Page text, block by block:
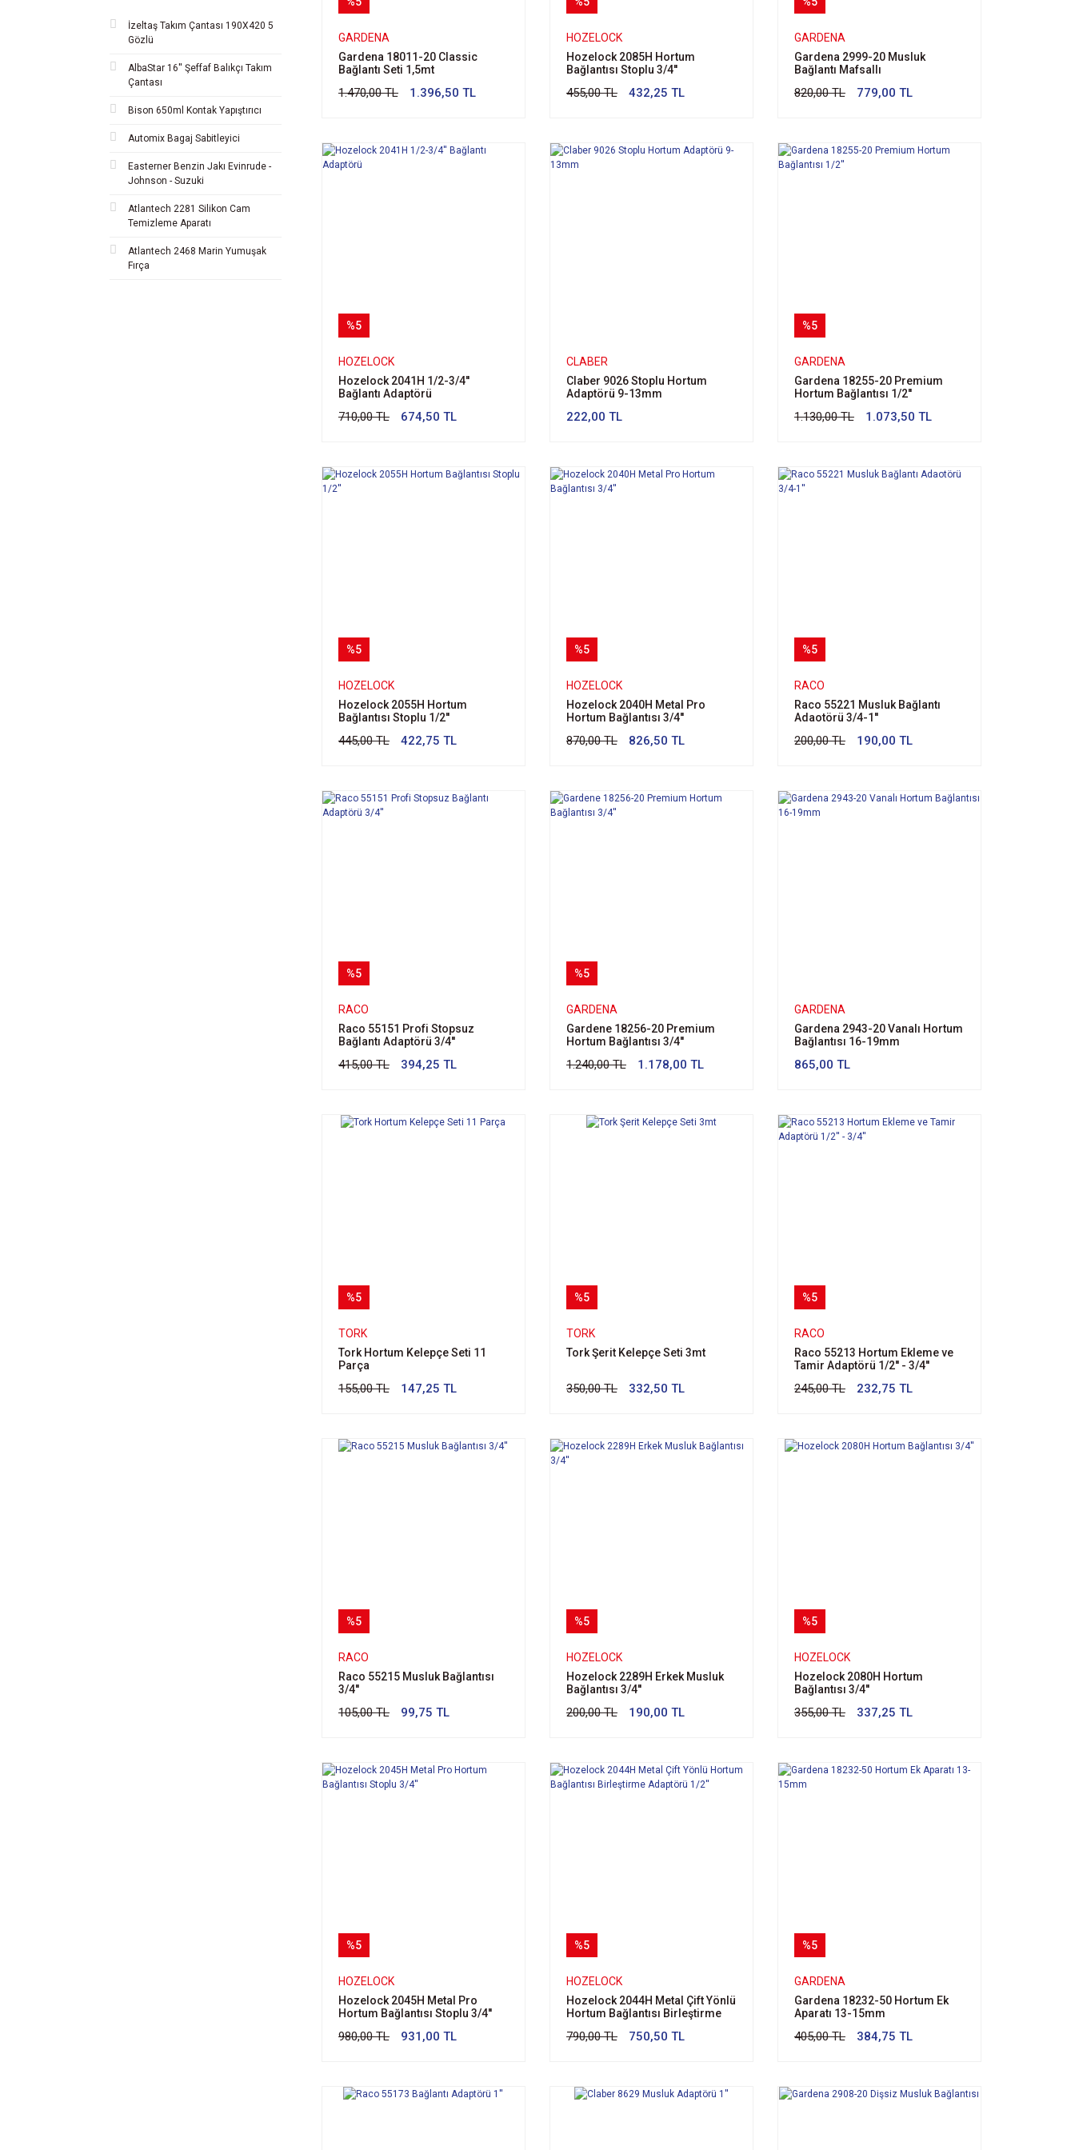
1/2-3/4" (1)
1/2-5/8" (1)
11/2-2" (1)
11/4-11/2" (1)
115-135 (1)
13-19 (1)
130-146 (1)
146-164 (1)
16-23 (1)
İzeltaş Takım Çantası 190X420 5
Gözlü
AlbaStar 16'' Şeffaf Balıkçı Takım
Çantası
Bison 650ml Kontak Yapıştırıcı
Automix Bagaj Sabitleyici
Easterner Benzin Jakı Evinrude -
Johnson - Suzuki
Atlantech 2281 Silikon Cam
Temizleme Aparatı
Atlantech 2468 Marin Yumuşak
Fırça
GARDENA
Gardena 18011-20 Classic
Bağlantı Seti 1,5mt
1.470,00 TL 1.396,50 TL
HOZELOCK
Hozelock 2085H Hortum
Bağlantısı Stoplu 3/4''
455,00 TL 432,25 TL
GARDENA
Gardena 2999-20 Musluk
Bağlantı Mafsallı
820,00 TL 779,00 TL
%5
HOZELOCK
Hozelock 2041H 1/2-3/4''
Bağlantı Adaptörü
710,00 TL 674,50 TL
CLABER
Claber 9026 Stoplu Hortum
Adaptörü 9-13mm
222,00 TL
%5
GARDENA
Gardena 18255-20 Premium
Hortum Bağlantısı 1/2''
1.130,00 TL 1.073,50 TL
%5
HOZELOCK
Hozelock 2055H Hortum
Bağlantısı Stoplu 1/2''
445,00 TL 422,75 TL
%5
HOZELOCK
Hozelock 2040H Metal Pro
Hortum Bağlantısı 3/4''
870,00 TL 826,50 TL
%5
RACO
Raco 55221 Musluk Bağlantı
Adaotörü 3/4-1''
200,00 TL 190,00 TL
%5
RACO
Raco 55151 Profi Stopsuz
Bağlantı Adaptörü 3/4''
415,00 TL 394,25 TL
%5
GARDENA
Gardene 18256-20 Premium
Hortum Bağlantısı 3/4''
1.240,00 TL 1.178,00 TL
GARDENA
Gardena 2943-20 Vanalı Hortum
Bağlantısı 16-19mm
865,00 TL
%5
TORK
Tork Hortum Kelepçe Seti 11
Parça
155,00 TL 147,25 TL
%5
TORK
Tork Şerit Kelepçe Seti 3mt
350,00 TL 332,50 TL
%5
RACO
Raco 55213 Hortum Ekleme ve
Tamir Adaptörü 1/2'' - 3/4''
245,00 TL 232,75 TL
%5
RACO
Raco 55215 Musluk Bağlantısı
3/4''
105,00 TL 99,75 TL
%5
HOZELOCK
Hozelock 2289H Erkek Musluk
Bağlantısı 3/4''
200,00 TL 190,00 TL
%5
HOZELOCK
Hozelock 2080H Hortum
Bağlantısı 3/4''
355,00 TL 337,25 TL
%5
HOZELOCK
Hozelock 2045H Metal Pro
Hortum Bağlantısı Stoplu 3/4''
980,00 TL 931,00 TL
%5
HOZELOCK
Hozelock 2044H Metal Çift Yönlü
Hortum Bağlantısı Birleştirme
790,00 TL 750,50 TL
%5
GARDENA
Gardena 18232-50 Hortum Ek
Aparatı 13-15mm
405,00 TL 384,75 TL